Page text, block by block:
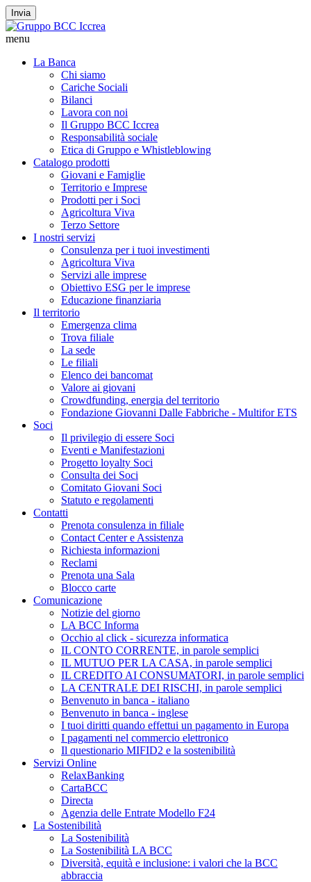
Invia
menu
La Banca
Chi siamo
Cariche Sociali
Bilanci
Lavora con noi
Il Gruppo BCC Iccrea
Responsabilità sociale
Etica di Gruppo e Whistleblowing
Catalogo prodotti
Giovani e Famiglie
Territorio e Imprese
Prodotti per i Soci
Agricoltura Viva
Terzo Settore
I nostri servizi
Consulenza per i tuoi investimenti
Agricoltura Viva
Servizi alle imprese
Obiettivo ESG per le imprese
Educazione finanziaria
Il territorio
Emergenza clima
Trova filiale
La sede
Le filiali
Elenco dei bancomat
Valore ai giovani
Crowdfunding, energia del territorio
Fondazione Giovanni Dalle Fabbriche - Multifor ETS
Soci
Il privilegio di essere Soci
Eventi e Manifestazioni
Progetto loyalty Soci
Consulta dei Soci
Comitato Giovani Soci
Statuto e regolamenti
Contatti
Prenota consulenza in filiale
Contact Center e Assistenza
Richiesta informazioni
Reclami
Prenota una Sala
Blocco carte
Comunicazione
Notizie del giorno
LA BCC Informa
Occhio al click - sicurezza informatica
IL CONTO CORRENTE, in parole semplici
IL MUTUO PER LA CASA, in parole semplici
IL CREDITO AI CONSUMATORI, in parole semplici
LA CENTRALE DEI RISCHI, in parole semplici
Benvenuto in banca - italiano
Benvenuto in banca - inglese
I tuoi diritti quando effettui un pagamento in Europa
I pagamenti nel commercio elettronico
Il questionario MIFID2 e la sostenibilità
Servizi Online
RelaxBanking
CartaBCC
Directa
Agenzia delle Entrate Modello F24
La Sostenibilità
La Sostenibilità
La Sostenibilità LA BCC
Diversità, equità e inclusione: i valori che la BCC
abbraccia